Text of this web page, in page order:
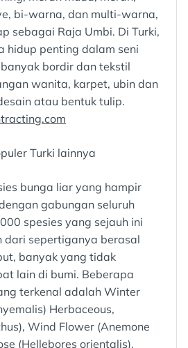
bi-warna, dan multi-warna,
sebagai Raja Umbi. Di Turki,
hidup penting dalam seni
bordir dan tekstil
wanita, karpet, ubin dan
atau bentuk tulip.
Turki lainnya
bunga liar yang hampir
gabungan seluruh
spesies yang sejauh ini
dari sepertiganya berasal
banyak yang tidak
lain di bumi. Beberapa
terkenal adalah Winter
Herbaceous,
Wind Flower (Anemone
(Hellebores orientalis),